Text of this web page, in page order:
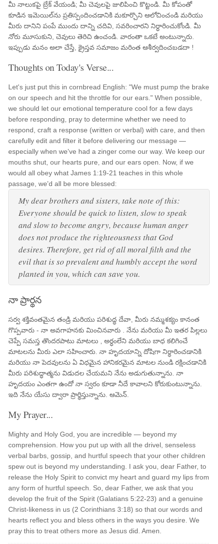
మీ నాలుకపై బ్రేక్ వేయండి; మీ చెవులపై జులిపించి కొట్టండి. మీ కోపంతో
కూడిన ఇమెయిల్‌ను ప్రతిస్పందించడానికి మకూర్చొని ఆలోచించండి మరియు
మీరు దానిని పంపే ముందు దాన్ని చదివి, సవరించారని నిర్ధారించుకోండి. మీ
నోరు మూసుకుని, చెవులు తెరిచి ఉంచండి. వారంతా ఒకటే అంటున్నారు.
ఇప్పుడు మనం అలా చేస్తే, క్రైస్తవ సమాజం మరింత ఆశీర్వదించబడదా !
Thoughts on Today's Verse...
Let's just put this in cornbread English: "We must pump the brake
on our speech and hit the throttle for our ears." When possible,
we should let our emotional temperature cool for a few days
before responding, pray to determine whether we need to
respond, craft a response (written or verbal) with care, and then
carefully edit and filter it before delivering our message —
especially when we've had a zinger come our way. We keep our
mouths shut, our hearts pure, and our ears open. Now, if we
would all obey what James 1:19-21 teaches in this whole
passage, we'd all be more blessed:
My dear brothers and sisters, take note of this:
Everyone should be quick to listen, slow to speak
and slow to become angry, because human anger
does not produce the righteousness that God
desires. Therefore, get rid of all moral filth and the
evil that is so prevalent and humbly accept the word
planted in you, which can save you.
నా ప్రార్థన
సర్వ శక్తివంతమైన తండ్రి మరియు పరిశుద్ధ దేవా, మీరు నమ్మశక్యం కానంత
గొప్పవారు - నా అవగాహనకు మించినవారు . నేను మరియు మీ ఇతర పిల్లలు
చెప్పే సమస్త తొందరపాటు మాటలు , అర్ధంలేని మరియు బాధ కలిగించే
మాటలను మీరు ఎలా సహించారు. నా హృదయాన్ని దోషిగా నిర్ధారించడానికి
మరియు నా పెదవులను ఏ విధమైన హానికరమైన మాటల నుండి రక్షించడానికి
మీరు పరిశుద్ధాత్మను విడుదల చేయమని నేను అడుగుతున్నాను. నా
హృదయం ఎంతగా ఉందో నా స్వరం కూడా నీదే కావాలని కోరుకుంటున్నాను.
ఇది నేను యేసు ద్వారా ప్రార్థిస్తున్నాను. ఆమెన్.
My Prayer...
Mighty and Holy God, you are incredible — beyond my
comprehension. How you put up with all the drivel, senseless
verbal barbs, gossip, and hurtful speech that your other children
spew out is beyond my understanding. I ask you, dear Father, to
release the Holy Spirit to convict my heart and guard my lips from
any form of hurtful speech. So, dear Father, we ask that you
develop the fruit of the Spirit (Galatians 5:22-23) and a genuine
Christ-likeness in us (2 Corinthians 3:18) so that our words and
hearts reflect you and bless others in the ways you desire. We
pray this to treat others more as Jesus did. Amen.